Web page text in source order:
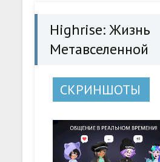
Highrise: Жизнь
Метавселенной
СКРИНШОТЫ